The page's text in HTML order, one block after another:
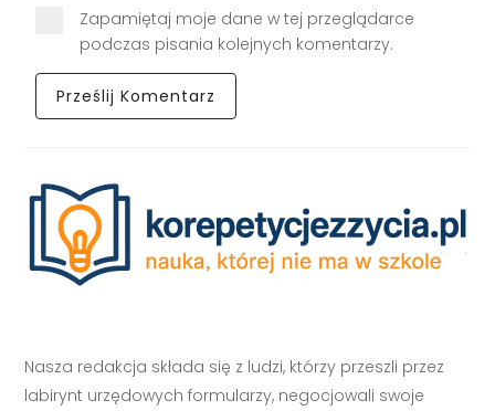
Zapamiętaj moje dane w tej przeglądarce
podczas pisania kolejnych komentarzy.
Nasza redakcja składa się z ludzi, którzy przeszli przez
labirynt urzędowych formularzy, negocjowali swoje